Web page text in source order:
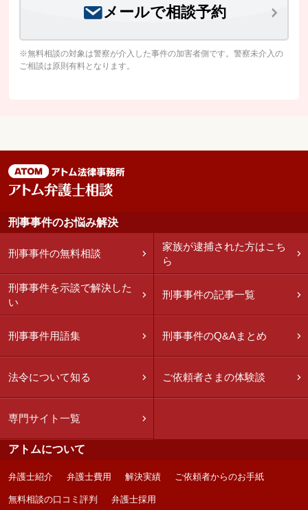
メールで相談予約
※無料相談の対象は警察が介入した事件の加害者側です。警察未介入の
ご相談は原則有料となります。
刑事事件のお悩み解決
刑事事件の無料相談
家族が逮捕された方はこち
ら
刑事事件を示談で解決した
い
刑事事件の記事一覧
刑事事件用語集 刑事事件のQ&Aまとめ
法令について知る ご依頼者さまの体験談
専門サイト一覧
アトムについて
弁護士紹介 弁護士費用 解決実績 ご依頼者からのお手紙
無料相談の口コミ評判 弁護士採用